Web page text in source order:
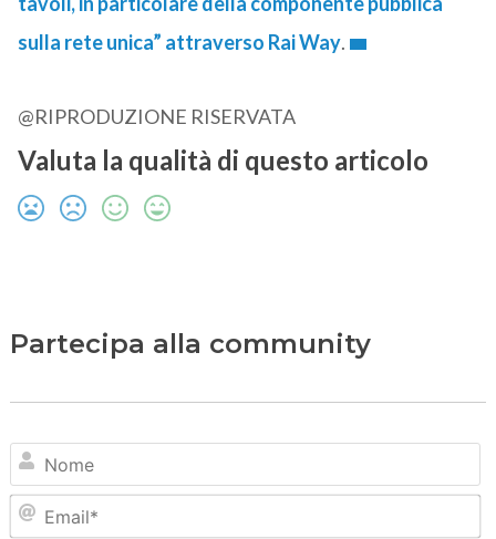
sulla rete unica” attraverso Rai Way.
@RIPRODUZIONE RISERVATA
Valuta la qualità di questo articolo
Partecipa alla community